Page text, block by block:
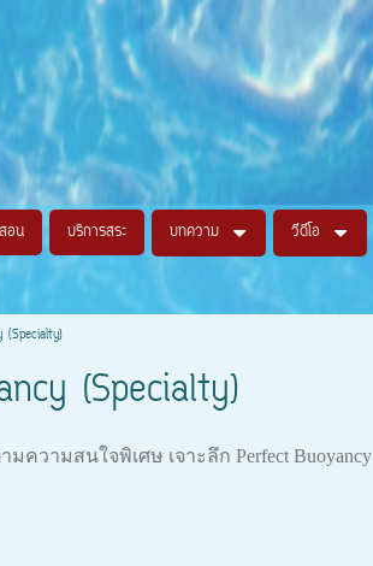
อน บริการสระ บทความ วีดีโอ
(Specialty)
ความสนใจพิเศษ เจาะลึก Perfect Buoyancy